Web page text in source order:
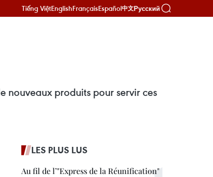
Tiếng ViệtEnglishFrançaisEspañol中文Русский
nouveaux produits pour servir ces
LES PLUS LUS
Au fil de l’"Express de la Réunification"